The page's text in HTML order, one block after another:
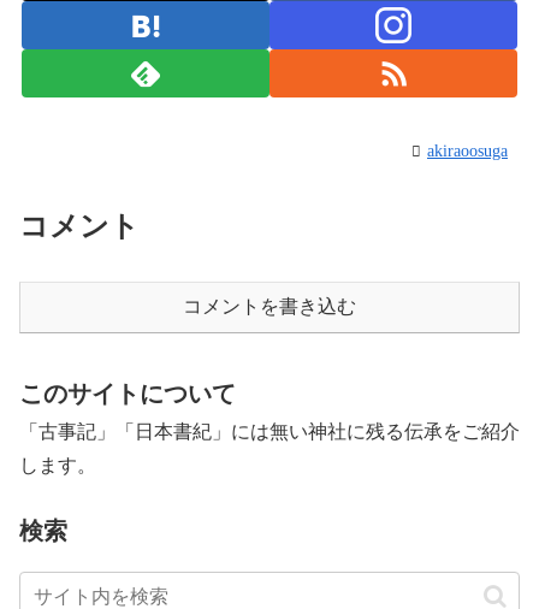
akiraoosuga
コメント
コメントを書き込む
このサイトについて
「古事記」「日本書紀」には無い神社に残る伝承をご紹介
します。
検索